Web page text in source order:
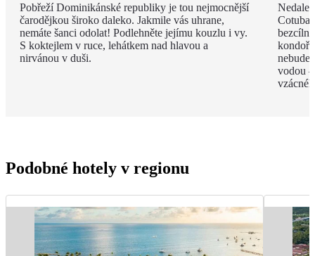
Pobřeží Dominikánské republiky je tou nejmocnější
čarodějkou široko daleko. Jakmile vás uhrane,
nemáte šanci odolat! Podlehněte jejímu kouzlu i vy.
S koktejlem v ruce, lehátkem nad hlavou a
nirvánou v duši.
vodou
Podobné hotely v regionu